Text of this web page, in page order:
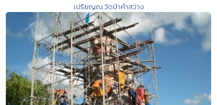
เปรียญณ.วัดป่าคำสว่าง